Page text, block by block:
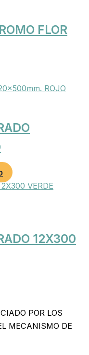
FLOR
12X300
POR LOS
MECANISMO DE